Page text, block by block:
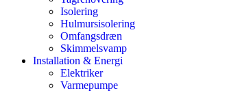
Isolering
Hulmursisolering
Omfangsdræn
Skimmelsvamp
Installation & Energi
Elektriker
Varmepumpe